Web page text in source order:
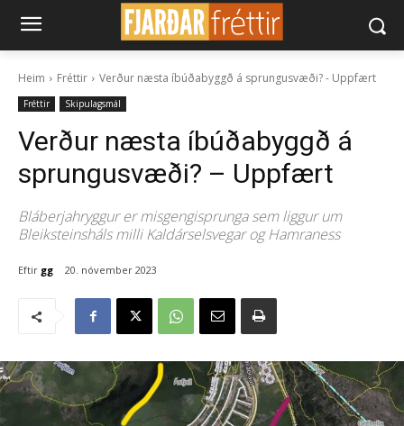
Heim Fréttir Verður næsta íbúðabyggð á sprungusvæði? - Uppfært
Fréttir Skipulagsmál
Verður næsta íbúðabyggð á
sprungusvæði? – Uppfært
Bláberjahryggur er misgengisprunga sem liggur um
Bleiksteinsháls milli Kaldárselsvegar og Hamraness
Eftir gg 20. nóvember 2023